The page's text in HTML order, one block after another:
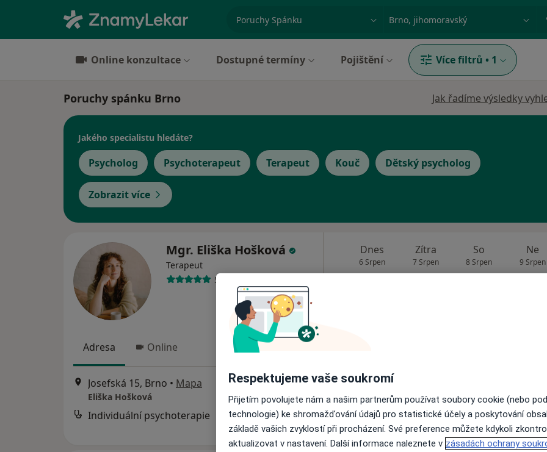
specializace, nemoc nebo příjmení Město nebo region
Online konzultace Dostupné termíny Pojištění Více filtrů • 1
Poruchy spánku Brno Jak řadíme výsledky
Jakého specialistu hledáte?
Psycholog Psychoterapeut Terapeut Kouč Dětský psycholog
Zobrazit více
Mgr. Eliška Hošková
Terapeut
5 názorů
Adresa Online
Josefská 15, Brno • Mapa
Eliška Hošková
Individuální psychoterapie 1 000 Kč
Dnes
6 Srpen
Zítra
7 Srpen
So
8 Srpen
Ne
9 Srpen
Respektujeme vaše soukromí
Přijetím povolujete nám a našim partnerům používat soubory cookie (nebo
technologie) ke shromažďování údajů pro statistické účely a poskytování
základě vašich zvyklostí při procházení. Své preference můžete kdykoli
aktualizovat v nastavení. Další informace naleznete v zásadách ochrany